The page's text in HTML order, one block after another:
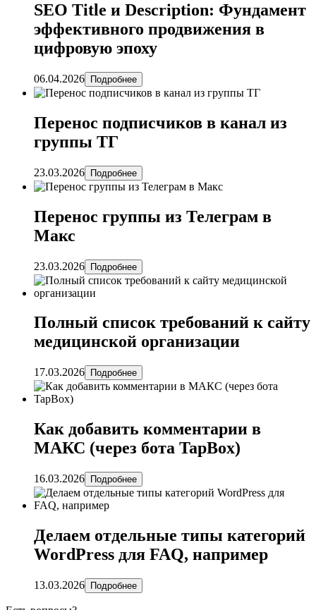
SEO Title и Description: Фундамент
эффективного продвижения в
цифровую эпоху
06.04.2026 Подробнее
Перенос подписчиков в канал из
группы ТГ
23.03.2026 Подробнее
Перенос группы из Телеграм в
Макс
23.03.2026 Подробнее
Полный список требований к сайту
медицинской организации
17.03.2026 Подробнее
Как добавить комментарии в
МАКС (через бота TapBox)
16.03.2026 Подробнее
Делаем отдельные типы категорий
WordPress для FAQ, например
13.03.2026 Подробнее